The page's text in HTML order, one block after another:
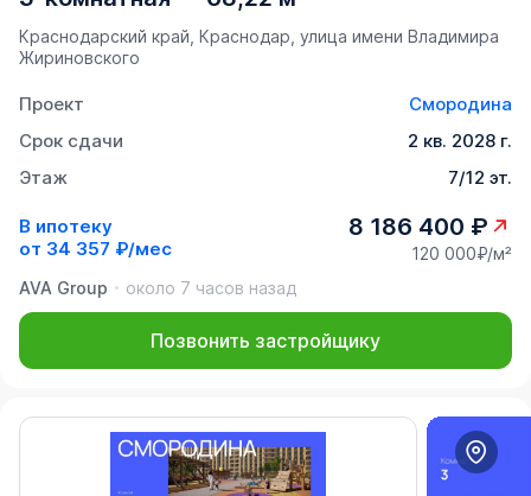
Краснодарский край, Краснодар, улица имени Владимира
Жириновского
Проект
Смородина
Срок сдачи
2 кв. 2028 г.
Этаж
7/12 эт.
В ипотеку
от 34 357 ₽/мес
8 186 400 ₽
120 000₽/м²
AVA Group
около 7 часов назад
Позвонить застройщику